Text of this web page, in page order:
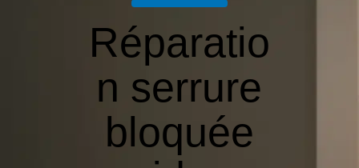
Réparatio
n serrure
bloquée